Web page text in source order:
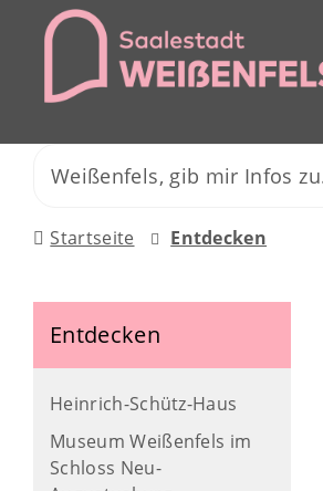
Startseite Entdecken
Entdecken
Heinrich-Schütz-Haus
Museum Weißenfels im
Schloss Neu-